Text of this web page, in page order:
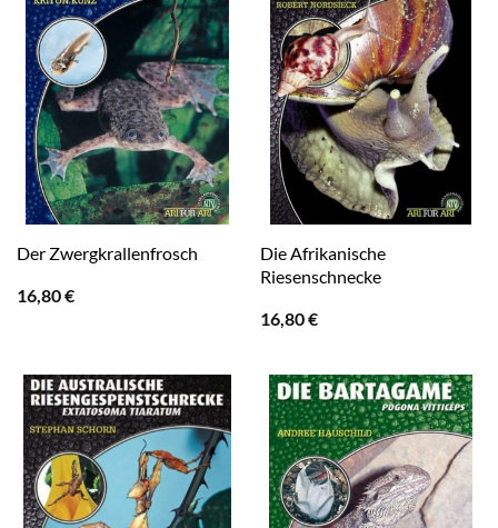
Der Zwergkrallenfrosch
16,80€
Die Afrikanische
Riesenschnecke
16,80€